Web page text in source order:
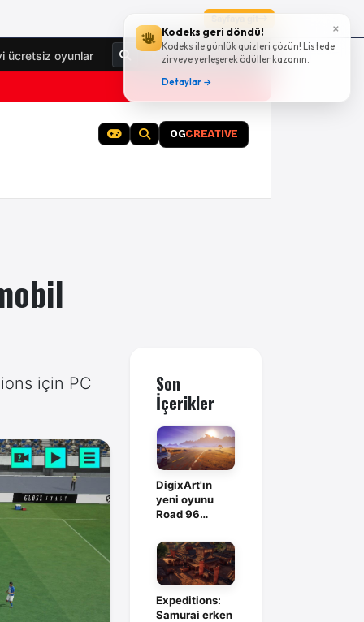
×
Kodeks geri döndü!
Kodeks ile günlük quizleri çözün! Listede
zirveye yerleşerek ödüller kazanın.
Detaylar →
ücretsiz oyunlar Giriş Yap
OGCREATIVE
için PC
Son
İçerikler
DigixArt'ın
yeni oyunu
Road 96
geçecek
Expeditions:
Samurai erken